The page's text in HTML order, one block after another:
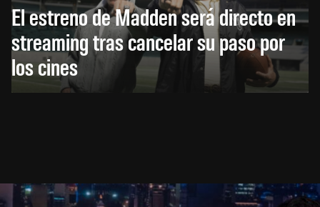
El estreno de Madden será directo en
streaming tras cancelar su paso por
los cines